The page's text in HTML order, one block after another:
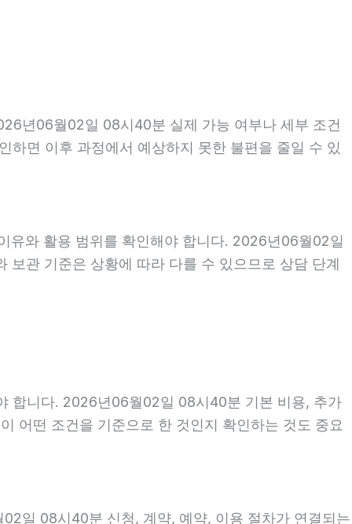
년06월02일 08시40분 실제 가능 여부나 세부 조건
하면 이후 과정에서 예상하지 못한 불편을 줄일 수 있
유와 활용 범위를 확인해야 합니다. 2026년06월02일
보관 기준은 상황에 따라 다를 수 있으므로 상담 단계
합니다. 2026년06월02일 08시40분 기본 비용, 추가
어떤 조건을 기준으로 한 것인지 확인하는 것도 중요
일 08시40분 신청, 계약, 예약, 이용 절차가 연결되는